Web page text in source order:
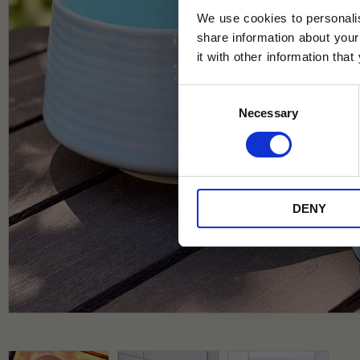
We use cookies to
share information about
it with other information that
Necessary
DENY
Jag samtycker till Tehuset Javas
* Rabatten gäller endast online på
på ordinarie priser och kan ej